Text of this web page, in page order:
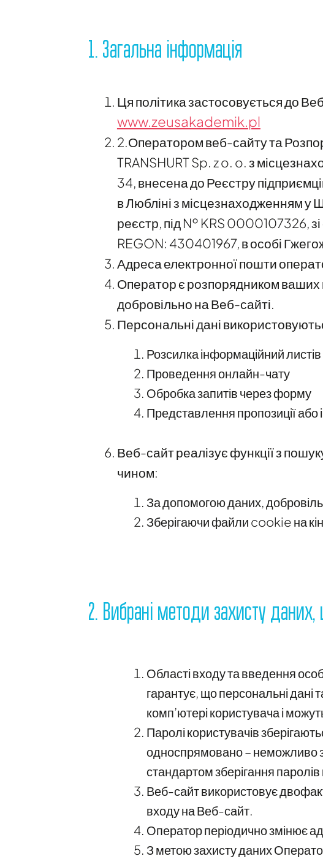
1. Загальна інформація
Ця політика застосовується до
www.zeusakademik.pl
2.Оператором веб-сайту та
TRANSHURT Sp. z o. o. з
34, внесена до Реєстру
в Любліні з місцезнаходженням у
реєстр, під № KRS 0000107326,
REGON: 430401967, в особі
Адреса електронної пошти
Оператор є розпорядником
добровільно на Веб-сайті.
Персональні дані
Розсилка інформаційний листів
Проведення онлайн-чату
Обробка запитів через форму
Представлення пропозиції або
Веб-сайт реалізує функції з
чином:
За допомогою даних,
Зберігаючи файли cookie на
2. Вибрані методи захисту
Області входу та введення
гарантує, що персональні дані
комп’ютері користувача і
Паролі користувачів
односпрямовано – неможливо
стандартом зберігання паролів
Веб-сайт використовує
входу на Веб-сайт.
Оператор періодично змінює
З метою захисту даних